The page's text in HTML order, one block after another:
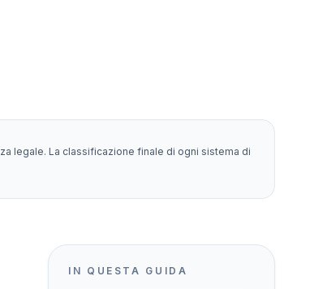
legale. La classificazione finale di ogni sistema di
IN QUESTA GUIDA